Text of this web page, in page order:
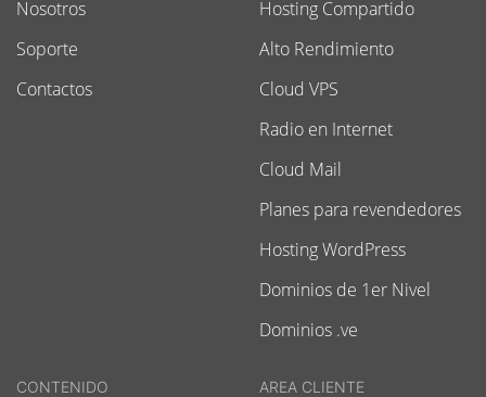
Nosotros
Soporte
Contactos
Hosting Compartido
Alto Rendimiento
Cloud VPS
Radio en Internet
Cloud Mail
Planes para revendedores
Hosting WordPress
Dominios de 1er Nivel
Dominios .ve
CONTENIDO AREA CLIENTE